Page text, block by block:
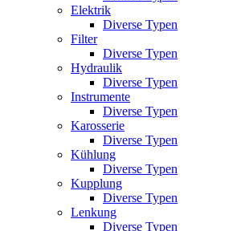
Elektrik
Diverse Typen
Filter
Diverse Typen
Hydraulik
Diverse Typen
Instrumente
Diverse Typen
Karosserie
Diverse Typen
Kühlung
Diverse Typen
Kupplung
Diverse Typen
Lenkung
Diverse Typen